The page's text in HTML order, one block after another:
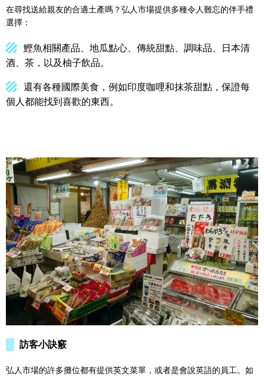
在尋找送給親友的合適土產嗎？弘人市場提供多種令人難忘的伴手禮
選擇：
鰹魚相關產品、地瓜點心、傳統甜點、調味品、日本清
酒、茶，以及柚子飲品。
還有各種國際美食，例如印度咖哩和抹茶甜點，保證每
個人都能找到喜歡的東西。
訪客小訣竅
弘人市場的許多攤位都有提供英文菜單，或者是會說英語的員工。如